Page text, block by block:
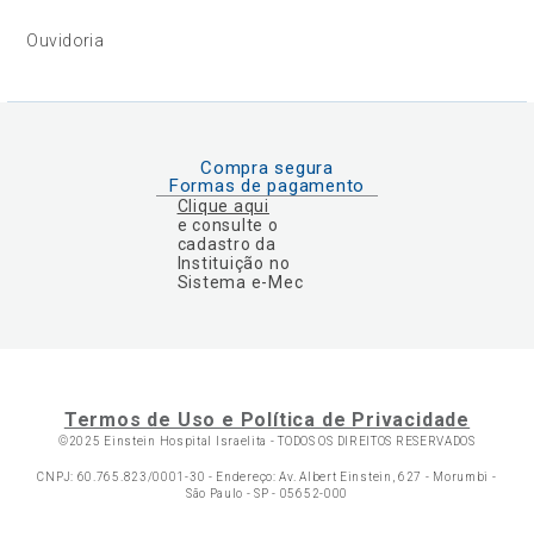
Ouvidoria
Compra segura
Formas de pagamento
Clique aqui
e consulte o
cadastro da
Instituição no
Sistema e-Mec
Termos de Uso e Política de Privacidade
©2025 Einstein Hospital Israelita -TODOS OS DIREITOS RESERVADOS
CNPJ: 60.765.823/0001-30 - Endereço: Av. Albert Einstein, 627 - Morumbi -
São Paulo - SP - 05652-000